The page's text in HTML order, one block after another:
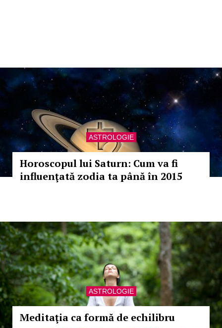
ASTROLOGIE
Horoscopul lui Saturn: Cum va fi
influenţată zodia ta până în 2015
ASTROLOGIE
Meditaţia ca formă de echilibru